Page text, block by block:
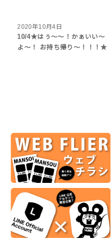
2020年10月4日
10/4★はぅ〜〜！かぁいい〜
よ〜！ お持ち帰り〜！！！★